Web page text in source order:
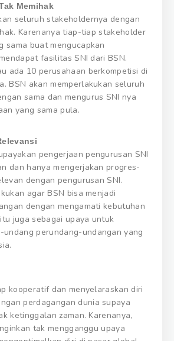
Memihak
seluruh stakeholdernya dengan
Karenanya tiap-tiap stakeholder
sama buat mengucapkan
fasilitas SNI dari BSN.
ada 10 perusahaan berkompetisi di
BSN akan memperlakukan seluruh
sama dan mengurus SNI nya
yang sama pula.
pengerjaan pengurusan SNI
dan hanya mengerjakan progres-
dengan pengurusan SNI.
agar BSN bisa menjadi
dengan mengamati kebutuhan
juga sebagai upaya untuk
undang perundang-undangan yang
kooperatif dan menyelaraskan diri
perdagangan dunia supaya
ketinggalan zaman. Karenanya,
tak mengganggu upaya